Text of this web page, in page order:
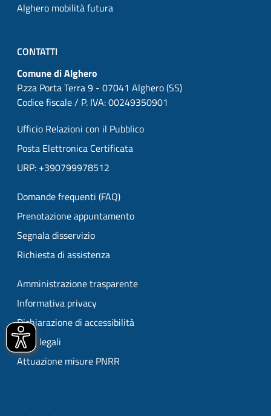
Alghero mobilità futura
CONTATTI
Comune di Alghero
P.zza Porta Terra 9 - 07041 Alghero (SS)
Codice fiscale / P. IVA: 00249350901
Ufficio Relazioni con il Pubblico
Posta Elettronica Certificata
URP: +390799978512
Domande frequenti (FAQ)
Prenotazione appuntamento
Segnala disservizio
Richiesta di assistenza
Amministrazione trasparente
Informativa privacy
Dichiarazione di accessibilità
Note legali
Attuazione misure PNRR